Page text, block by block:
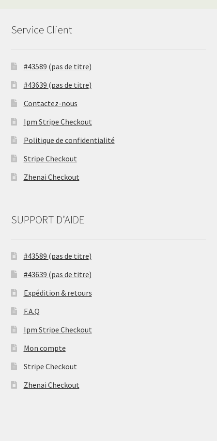
Service Client
#43589 (pas de titre)
#43639 (pas de titre)
Contactez-nous
Ipm Stripe Checkout
Politique de confidentialité
Stripe Checkout
Zhenai Checkout
SUPPORT D’AIDE
#43589 (pas de titre)
#43639 (pas de titre)
Expédition & retours
F.A.Q
Ipm Stripe Checkout
Mon compte
Stripe Checkout
Zhenai Checkout